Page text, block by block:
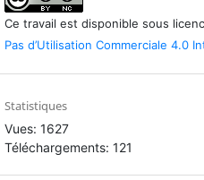
Ce travail est disponible sous
Pas d’Utilisation Commerciale 4.0
Statistiques
Vues: 1627
Téléchargements: 121